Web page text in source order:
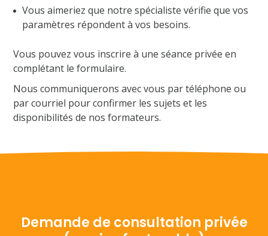
Vous aimeriez que notre spécialiste vérifie que vos
paramètres répondent à vos besoins.
Vous pouvez vous inscrire à une séance privée en
complétant le formulaire.
Nous communiquerons avec vous par téléphone ou
par courriel pour confirmer les sujets et les
disponibilités de nos formateurs.
Demande de consultation privée